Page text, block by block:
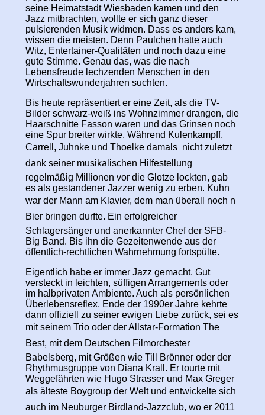
seine Heimatstadt Wiesbaden kamen und den
Jazz mitbrachten, wollte er sich ganz dieser
pulsierenden Musik widmen. Dass es anders kam,
wissen die meisten. Denn Paulchen hatte auch
Witz, Entertainer-Qualitäten und noch dazu eine
gute Stimme. Genau das, was die nach
Lebensfreude lechzenden Menschen in den
Wirtschaftswunderjahren suchten.
Bis heute repräsentiert er eine Zeit, als die TV-
Bilder schwarz-weiß ins Wohnzimmer drangen, die
Haarschnitte Fasson waren und das Grinsen noch
eine Spur breiter wirkte. Während Kulenkampff,
Carrell, Juhnke und Thoelke damals  nicht zuletzt
dank seiner musikalischen Hilfestellung 
regelmäßig Millionen vor die Glotze lockten, gab
es als gestandener Jazzer wenig zu erben. Kuhn
war der Mann am Klavier, dem man überall noch n
Bier bringen durfte. Ein erfolgreicher
Schlagersänger und anerkannter Chef der SFB-
Big Band. Bis ihn die Gezeitenwende aus der
öffentlich-rechtlichen Wahrnehmung fortspülte.
Eigentlich habe er immer Jazz gemacht. Gut
versteckt in leichten, süffigen Arrangements oder
im halbprivaten Ambiente. Auch als persönlichen
Überlebensreflex. Ende der 1990er Jahre kehrte
dann offiziell zu seiner ewigen Liebe zurück, sei es
mit seinem Triooder der Allstar-Formation The
Best, mit dem Deutschen Filmorchester
Babelsberg, mit Größen wieTill Brönner oder der
Rhythmusgruppe von Diana Krall. Er tourte mit
Weggefährten wie Hugo Strasser und Max Greger
als älteste Boygroup der Welt und entwickelte sich
auch im Neuburger Birdland-Jazzclub, wo er 2011